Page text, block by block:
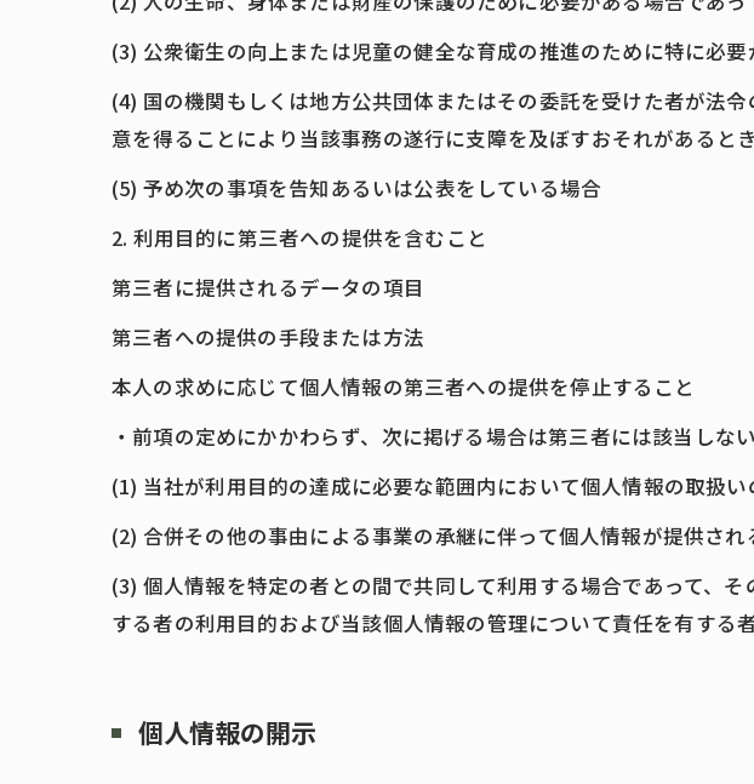
(3) 公衆衛生の向上または児童の健全な育成の推進のために特に必
(4) 国の機関もしくは地方公共団体またはその委託を受けた者が法
意を得ることにより当該事務の遂行に支障を及ぼすおそれがあるとき
(5) 予め次の事項を告知あるいは公表をしている場合
2. 利用目的に第三者への提供を含むこと
第三者に提供されるデータの項目
第三者への提供の手段または方法
本人の求めに応じて個人情報の第三者への提供を停止すること
・前項の定めにかかわらず、次に掲げる場合は第三者には該当しない
(1) 当社が利用目的の達成に必要な範囲内において個人情報の取扱
(2) 合併その他の事由による事業の承継に伴って個人情報が提供され
(3) 個人情報を特定の者との間で共同して利用する場合であって、
する者の利用目的および当該個人情報の管理について責任を有する
個人情報の開示